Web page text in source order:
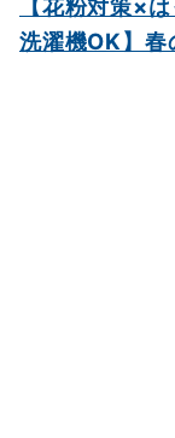
【花粉対策×
洗濯機OK】春